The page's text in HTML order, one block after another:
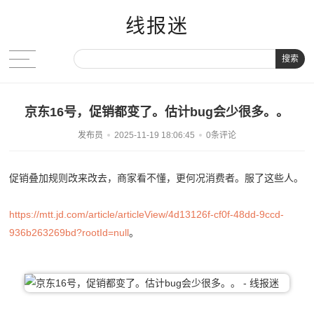
线报迷
搜索
京东16号，促销都变了。估计bug会少很多。。
发布员 2025-11-19 18:06:45 0条评论
促销叠加规则改来改去，商家看不懂，更何况消费者。服了这些人。
https://mtt.jd.com/article/articleView/4d13126f-cf0f-48dd-9ccd-
936b263269bd?rootId=null。